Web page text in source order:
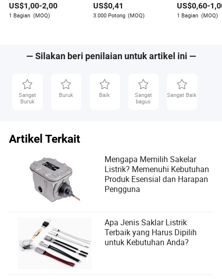
Metal Waterproof LED
yang Diterangi DC
Sementara 12V
US$1,00-2,00
1 Bagian (MOQ)
US$0,41
3.000 Potong (MOQ)
Rumah untuk
Mengontrol
Lampu
US$0,60-
1 Bagian (MOQ)
— Silakan beri penilaian untuk artikel ini —
Sangat
Buruk
Buruk Baik
Sangat
bagus
Sangat Baik
Artikel Terkait
Mengapa Memilih Sakelar
Listrik? Memenuhi Kebutuhan
Produk Esensial dan Harapan
Pengguna
Apa Jenis Saklar Listrik
Terbaik yang Harus Dipilih
untuk Kebutuhan Anda?